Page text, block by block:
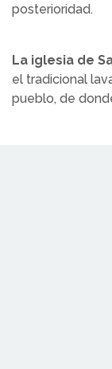
posterioridad.
La iglesia de
el tradicional
pueblo, de